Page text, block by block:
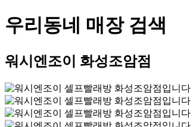
우리동네 매장 검색
워시엔조이 화성조암점